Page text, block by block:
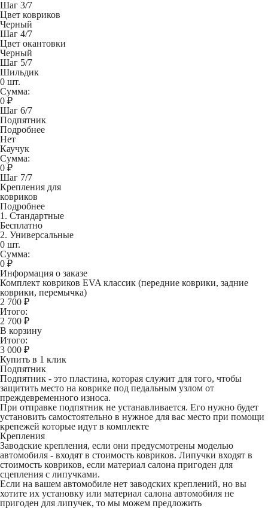
Шаг 3/7
Цвет ковриков
Черный
Шаг 4/7
Цвет окантовки
Черный
Шаг 5/7
Шильдик
0 шт.
Сумма:
0 ₽
Шаг 6/7
Подпятник
Подробнее
Нет
Каучук
Сумма:
0 ₽
Шаг 7/7
Крепления для
ковриков
Подробнее
1. Стандартные
Бесплатно
2. Универсальные
0 шт.
Сумма:
0 ₽
Информация о заказе
Комплект ковриков EVA классик (передние коврики, задние
коврики, перемычка)
2 700 ₽
Итого:
2 700 ₽
В корзину
Итого:
3 000 ₽
Купить в 1 клик
Подпятник
Подпятник - это пластина, которая служит для того, чтобы
защитить место на коврике под педальным узлом от
преждевременного износа.
При отправке подпятник не устанавливается. Его нужно будет
установить самостоятельно в нужное для вас место при помощи
крепежей которые идут в комплекте
Крепления
Заводские крепления, если они предусмотрены моделью
автомобиля - входят в стоимость ковриков. Липучки входят в
стоимость ковриков, если материал салона пригоден для
сцепления с липучками.
Если на вашем автомобиле нет заводских креплений, но вы
хотите их установку или материал салона автомобиля не
пригоден для липучек, то мы можем предложить